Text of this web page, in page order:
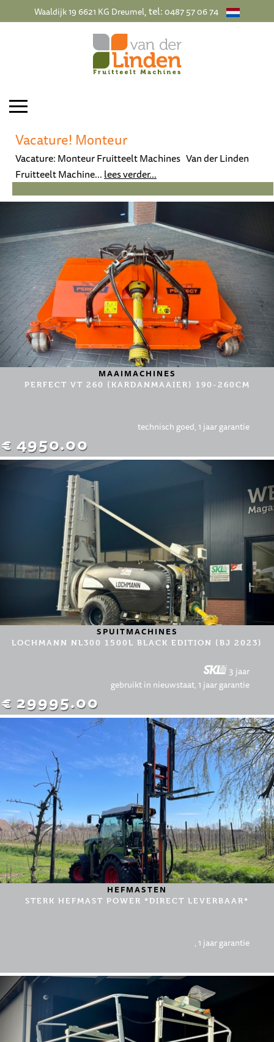
Waaldijk 19 6621 KG Dreumel, tel:0487 57 06 74
Vacature! Monteur
Vacature: Monteur Fruitteelt Machines Van der Linden
Fruitteelt Machine...lees verder...
MAAIMACHINES
PERFECT VT 260 (KARDANMAAIER) 190-260CM
€ 4950.00
technisch goed, 1 jaar garantie
SPUITMACHINES
LOCHMANN NL300 1500L BLACK EDITION (BJ 2023)
€ 29995.00
3 jaar
gebruikt in nieuwstaat, 1 jaar garantie
HEFMASTEN
STERK HEFMAST POWER *DIRECT LEVERBAAR*
, 1 jaar garantie